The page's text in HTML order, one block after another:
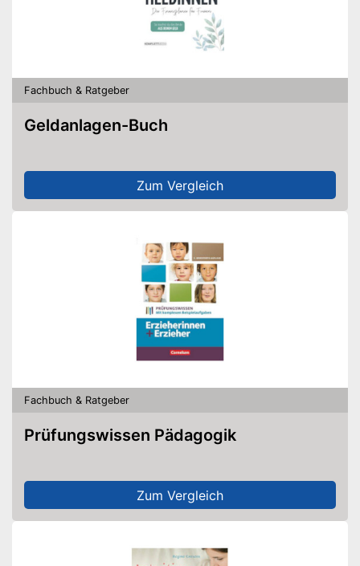
Fachbuch & Ratgeber
Geldanlagen-Buch
Zum Vergleich
Fachbuch & Ratgeber
Prüfungswissen Pädagogik
Zum Vergleich